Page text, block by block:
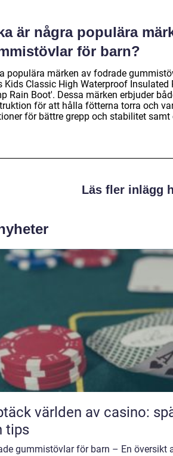
är några populära
för barn?
populära märken av fodrade
Kids Classic High Waterproof Insulated
Rain Boot'. Dessa märken erbjuder
för att hålla fötterna torra och
för bättre grepp och stabilitet samt
Läs fler inlägg
världen av casino:
tips
gummistövlar för barn – En översikt